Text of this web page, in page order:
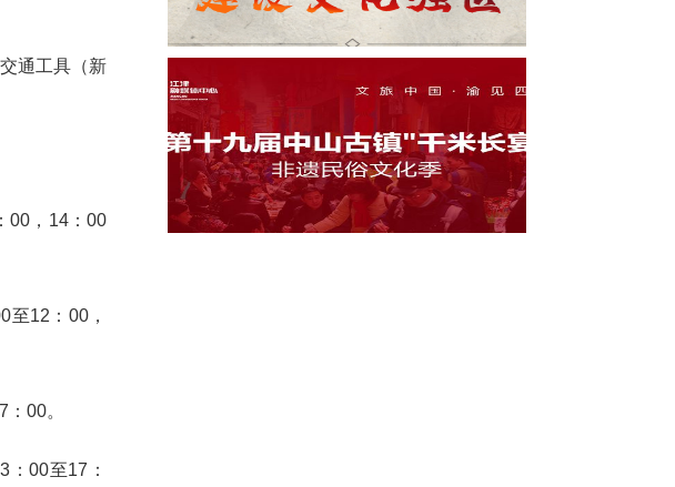
通工具（新
00，14：00
至12：00，
00。
00至17：